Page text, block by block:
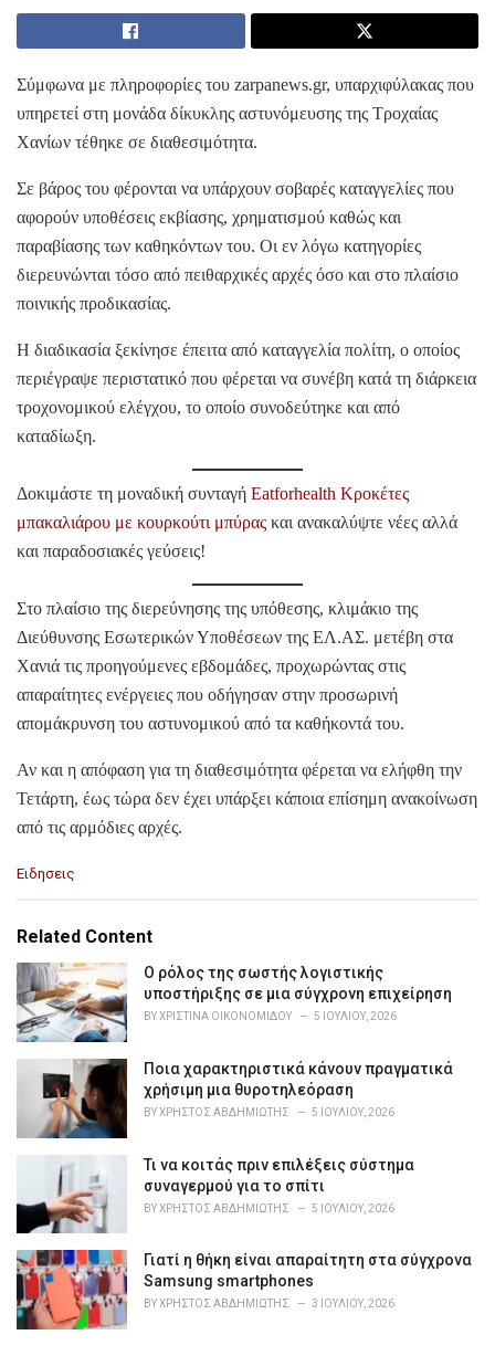
Σύμφωνα με πληροφορίες του zarpanews.gr, υπαρχιφύλακας που
υπηρετεί στη μονάδα δίκυκλης αστυνόμευσης της Τροχαίας
Χανίων τέθηκε σε διαθεσιμότητα.
Σε βάρος του φέρονται να υπάρχουν σοβαρές καταγγελίες που
αφορούν υποθέσεις εκβίασης, χρηματισμού καθώς και
παραβίασης των καθηκόντων του. Οι εν λόγω κατηγορίες
διερευνώνται τόσο από πειθαρχικές αρχές όσο και στο πλαίσιο
ποινικής προδικασίας.
Η διαδικασία ξεκίνησε έπειτα από καταγγελία πολίτη, ο οποίος
περιέγραψε περιστατικό που φέρεται να συνέβη κατά τη διάρκεια
τροχονομικού ελέγχου, το οποίο συνοδεύτηκε και από
καταδίωξη.
Δοκιμάστε τη μοναδική συνταγή Eatforhealth Κροκέτες
μπακαλιάρου με κουρκούτι μπύρας και ανακαλύψτε νέες αλλά
και παραδοσιακές γεύσεις!
Στο πλαίσιο της διερεύνησης της υπόθεσης, κλιμάκιο της
Διεύθυνσης Εσωτερικών Υποθέσεων της ΕΛ.ΑΣ. μετέβη στα
Χανιά τις προηγούμενες εβδομάδες, προχωρώντας στις
απαραίτητες ενέργειες που οδήγησαν στην προσωρινή
απομάκρυνση του αστυνομικού από τα καθήκοντά του.
Αν και η απόφαση για τη διαθεσιμότητα φέρεται να ελήφθη την
Τετάρτη, έως τώρα δεν έχει υπάρξει κάποια επίσημη ανακοίνωση
από τις αρμόδιες αρχές.
C
e
o
r
e
Ειδησεις
Related Content
Ο ρόλος της σωστής λογιστικής
υποστήριξης σε μια σύγχρονη επιχείρηση
BYΧΡΙΣΤΊΝΑ ΟΙΚΟΝΟΜΊΔΟΥ 5 ΙΟΥΛΊΟΥ, 2026
Ποια χαρακτηριστικά κάνουν πραγματικά
χρήσιμη μια θυροτηλεόραση
BYΧΡΉΣΤΟΣ ΑΒΔΗΜΙΏΤΗΣ 5 ΙΟΥΛΊΟΥ, 2026
Τι να κοιτάς πριν επιλέξεις σύστημα
συναγερμού για το σπίτι
BYΧΡΉΣΤΟΣ ΑΒΔΗΜΙΏΤΗΣ 5 ΙΟΥΛΊΟΥ, 2026
Γιατί η θήκη είναι απαραίτητη στα σύγχρονα
Samsung smartphones
BYΧΡΉΣΤΟΣ ΑΒΔΗΜΙΏΤΗΣ 3 ΙΟΥΛΊΟΥ, 2026